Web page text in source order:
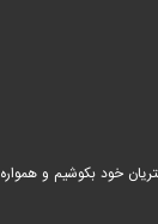
برای اعتماد مشتریان خود بکوشیم و همواره